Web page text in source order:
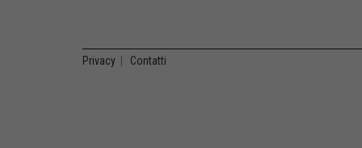
Privacy Contatti